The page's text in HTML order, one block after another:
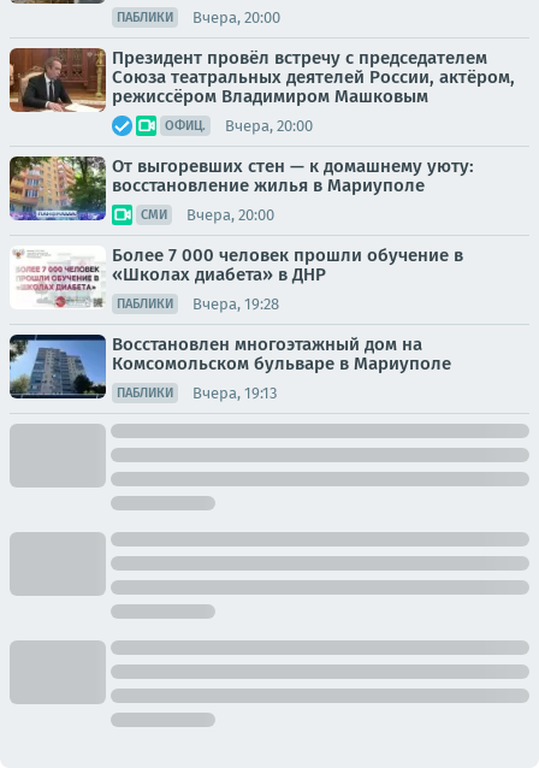
ПАБЛИКИ Вчера, 20:00
Президент провёл встречу с председателем
Союза театральных деятелей России, актёром,
режиссёром Владимиром Машковым
ОФИЦ. Вчера, 20:00
От выгоревших стен — к домашнему уюту:
восстановление жилья в Мариуполе
СМИ Вчера, 20:00
Более 7 000 человек прошли обучение в
«Школах диабета» в ДНР
ПАБЛИКИ Вчера, 19:28
Восстановлен многоэтажный дом на
Комсомольском бульваре в Мариуполе
ПАБЛИКИ Вчера, 19:13